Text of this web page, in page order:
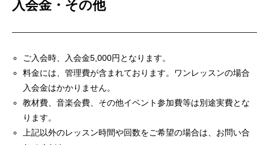
入会金・その他
ご入会時、入会金5,000円となります。
料金には、管理費が含まれております。ワンレッスンの場合
入会金はかかりません。
教材費、音楽会費、その他イベント参加費等は別途実費とな
ります。
上記以外のレッスン時間や回数をご希望の場合は、お問い合